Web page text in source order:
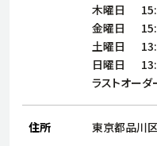
株主・投資家情報
サステナビリティ
ブランド
木曜日
金曜日
土曜日
日曜日
ラストオーダ
住所 東京都品川